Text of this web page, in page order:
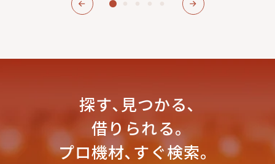
探す､見つかる､
借りられる｡
プロ機材､すぐ検索。